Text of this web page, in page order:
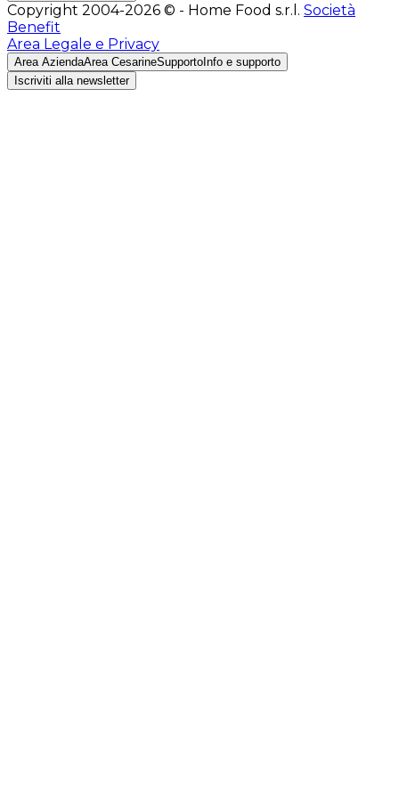
Copyright 2004-2026 © - Home Food s.r.l. Società
Benefit
Area Legale e Privacy
Area AziendaArea CesarineSupporto Info e supporto
Iscriviti alla newsletter